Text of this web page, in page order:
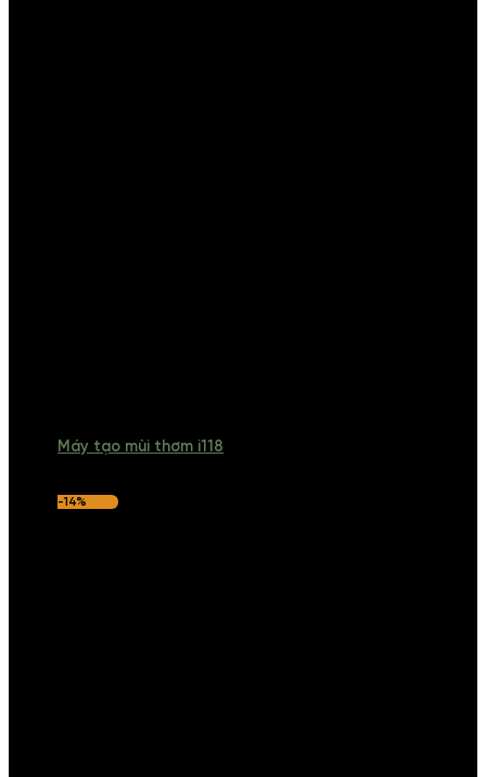
Máy tạo mùi thơm i118
-14%